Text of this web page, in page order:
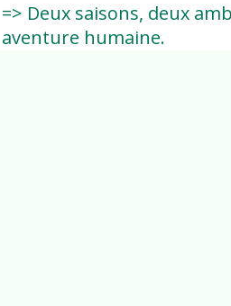
=> Deux saisons, deux
aventure humaine.